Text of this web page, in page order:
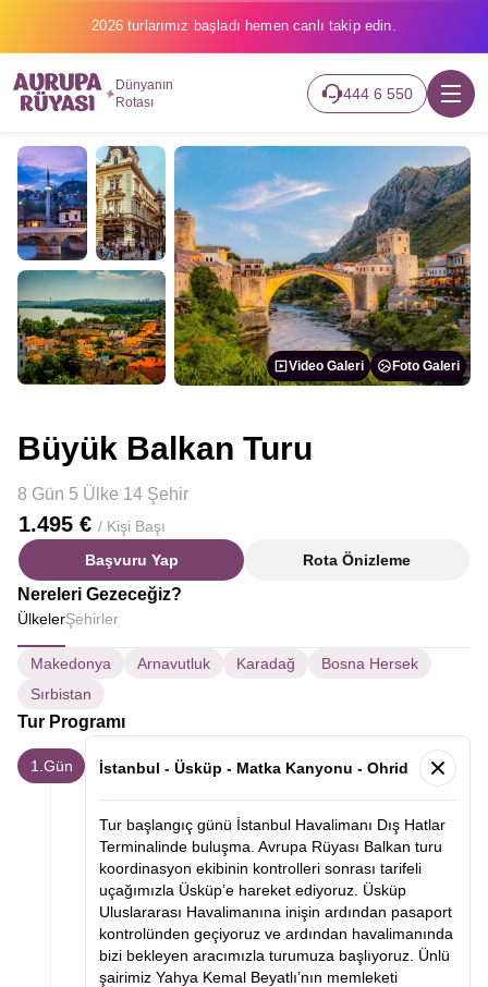
2026 turlarımız başladı hemen canlı takip edin.
Dünyanın
Rotası
444 6 550
Video Galeri Foto Galeri
Büyük Balkan Turu
8 Gün 5 Ülke 14 Şehir
1.495 € / Kişi Başı
Başvuru Yap
Rota Önizleme
Nereleri Gezeceğiz?
ÜlkelerŞehirler
Makedonya Arnavutluk Karadağ
Bosna Hersek
Sırbistan
Tur Programı
1.Gün İstanbul - Üsküp - Matka Kanyonu - Ohrid
Tur başlangıç günü İstanbul Havalimanı Dış Hatlar
Terminalinde buluşma. Avrupa Rüyası Balkan turu
koordinasyon ekibinin kontrolleri sonrası tarifeli
uçağımızla Üsküp’e hareket ediyoruz. Üsküp
Uluslararası Havalimanına inişin ardından pasaport
kontrolünden geçiyoruz ve ardından havalimanında
bizi bekleyen aracımızla turumuza başlıyoruz. Ünlü
şairimiz Yahya Kemal Beyatlı’nın memleketi